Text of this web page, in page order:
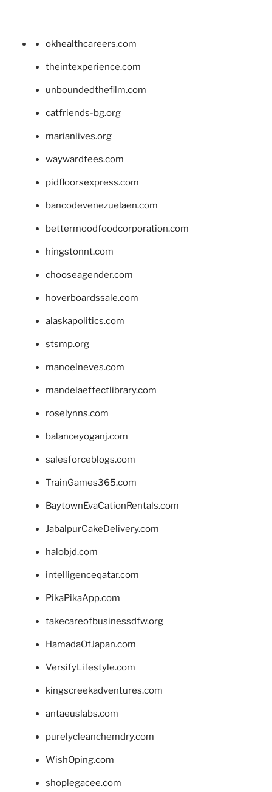
okhealthcareers.com
theintexperience.com
unboundedthefilm.com
catfriends-bg.org
marianlives.org
waywardtees.com
pidfloorsexpress.com
bancodevenezuelaen.com
bettermoodfoodcorporation.com
hingstonnt.com
chooseagender.com
hoverboardssale.com
alaskapolitics.com
stsmp.org
manoelneves.com
mandelaeffectlibrary.com
roselynns.com
balanceyoganj.com
salesforceblogs.com
TrainGames365.com
BaytownEvaCationRentals.com
JabalpurCakeDelivery.com
halobjd.com
intelligenceqatar.com
PikaPikaApp.com
takecareofbusinessdfw.org
HamadaOfJapan.com
VersifyLifestyle.com
kingscreekadventures.com
antaeuslabs.com
purelycleanchemdry.com
WishOping.com
shoplegacee.com